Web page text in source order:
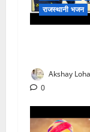
राजस्थानी भजन
Akshay
0